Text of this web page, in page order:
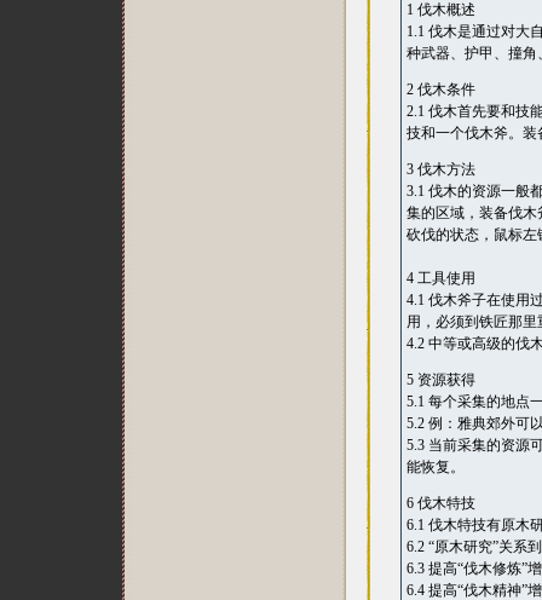
1 伐木概述
1.1 伐木是通过对大
种武器、护甲、撞
2 伐木条件
2.1 伐木首先要和技
技和一个伐木斧。
3 伐木方法
3.1 伐木的资源一般
集的区域，装备伐
砍伐的状态，鼠标
4 工具使用
4.1 伐木斧子在使用
用，必须到铁匠那里
4.2 中等或高级的伐
5 资源获得
5.1 每个采集的地点
5.2 例：雅典郊外可
5.3 当前采集的资源
能恢复。
6 伐木特技
6.1 伐木特技有原木
6.2 “原木研究”关系
6.3 提高“伐木修炼”
6.4 提高“伐木精神”